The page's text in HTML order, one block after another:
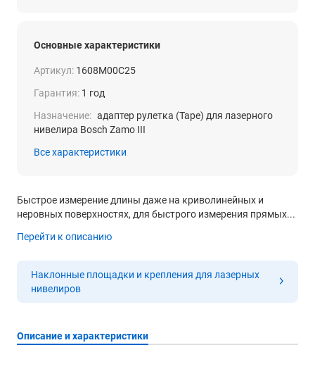
Основные характеристики
Артикул: 1608M00C25
Гарантия: 1 год
Назначение: адаптер рулетка (Tape) для лазерного
нивелира Bosch Zamo III
Все характеристики
Быстрое измерение длины даже на криволинейных и
неровных поверхностях, для быстрого измерения прямых...
Перейти к описанию
Наклонные площадки и крепления для лазерных
нивелиров
Описание и характеристики